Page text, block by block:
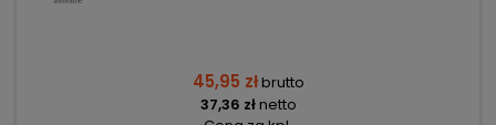
45,95 złbrutto
37,36 złnetto